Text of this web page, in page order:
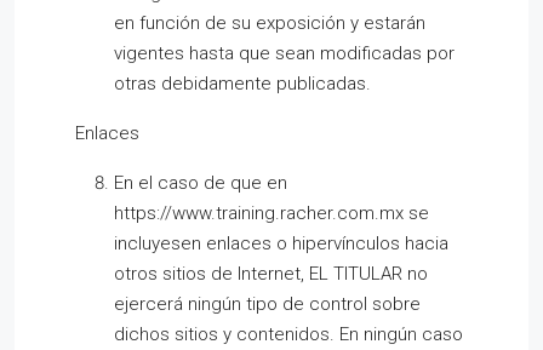
en función de su exposición y estarán
vigentes hasta que sean modificadas por
otras debidamente publicadas.
Enlaces
En el caso de que en
https://www.training.racher.com.mx se
incluyesen enlaces o hipervínculos hacia
otros sitios de Internet, EL TITULAR no
ejercerá ningún tipo de control sobre
dichos sitios y contenidos. En ningún caso